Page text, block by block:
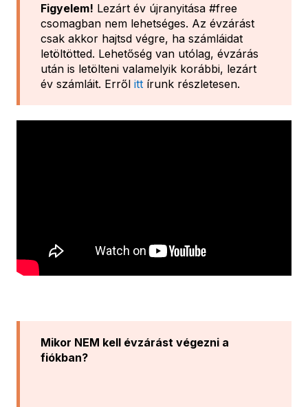
Figyelem! Lezárt év újranyitása #free
csomagban nem lehetséges. Az évzárást
csak akkor hajtsd végre, ha számláidat
letöltötted. Lehetőség van utólag, évzárás
után is letölteni valamelyik korábbi, lezárt
év számláit. Erről itt írunk részletesen.
Mikor NEM kell évzárást végezni a
fiókban?